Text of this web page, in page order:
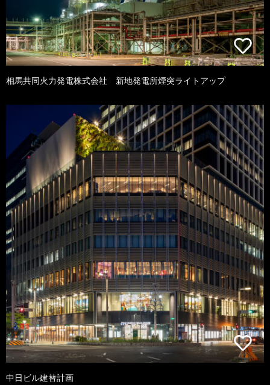
相馬共同火力発電株式会社 新地発電所煙突ライトアップ
中日ビル建替計画